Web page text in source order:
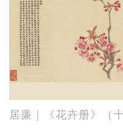
居廉｜《花卉册》（